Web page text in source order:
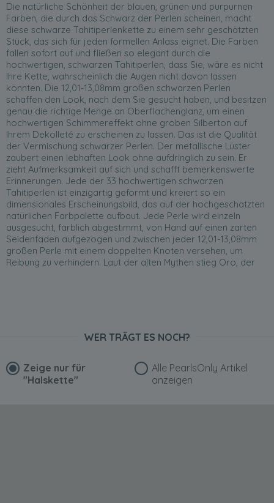
Die natürliche Schönheit der blauen, grünen und purpurnen
Farben, die durch das Schwarz der Perlen scheinen, macht
diese schwarze Tahitiperlenkette zu einem sehr geschätzten
Stück, das sich für jeden formellen Anlass eignet. Die Farben
fallen sofort auf und fließen so elegant durch die
hochwertigen, schwarzen Tahitiperlen, dass Sie, wäre es nicht
Ihre Kette, wahrscheinlich die Augen nicht davon lassen
könnten. Die 12,01-13,08mm großen schwarzen Perlen
schaffen den Look, nach dem Sie gesucht haben, und besitzen
genau die richtige Menge an Oberflächenglanz, um einen
hochwertigen Schimmereffekt ohne groben Silberton auf
Ihrem Dekolleté zu erscheinen zu lassen. Das ist die Qualität
der Vermischung schwarzer Perlen. Der metallische Lüster
zaubert einen lebhaften Look ohne aufdringlich zu sein. Er
zieht Aufmerksamkeit auf sich und schafft bemerkenswerte
Erinnerungen. Jede der 33 hochwertigen schwarzen
Tahitiperlen ist einzigartig geformt und kreiert so ein
dimensionales Erscheinungsbild, das auf der hochgeschätzten
natürlichen Farbpalette aufbaut. Jede Perle wird einzeln
ausgesucht, farblich abgestimmt, von Hand auf einen zarten
Seidenfaden aufgezogen und zwischen jeder 12,01-13,08mm
großen Perle mit einem doppelten Knoten versehen, um
Reibung zu verhindern. Laut der alten Mythen stieg Oro, der
zu einem Geschenk von seltener Schönheit und hohem Wert,
welcher über Generationen hinweg geschätzt werden wird.
WER TRÄGT ES NOCH?
Zeige nur für
"Halskette"
Alle PearlsOnly Artikel
anzeigen